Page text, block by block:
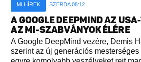
MI HÍREK SZERDA 08:12
A GOOGLE DEEPMIND AZ
AZ MI-SZABVÁNYOK ÉLÉRE
A Google DeepMind vezére, Demis
szerint az új generációs